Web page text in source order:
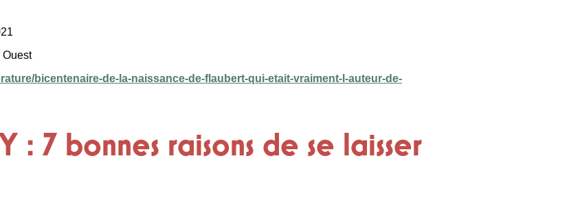
Ouest
bicentenaire-de-la-naissance-de-flaubert-qui-etait-vraiment-l-auteur-de-
: 7 bonnes raisons de se laisser